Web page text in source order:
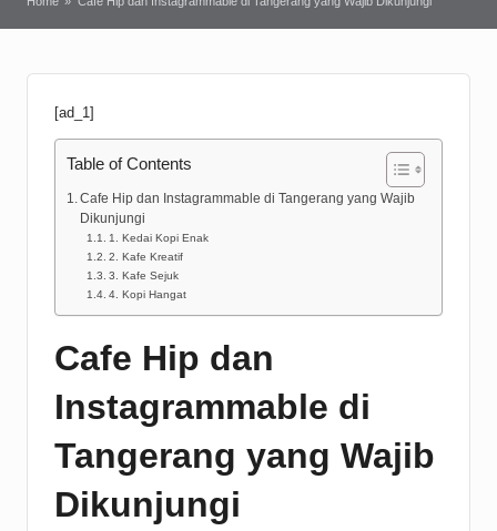
[ad_1]
Table of Contents
Cafe Hip dan Instagrammable di Tangerang yang Wajib
Dikunjungi
1. Kedai Kopi Enak
2. Kafe Kreatif
3. Kafe Sejuk
4. Kopi Hangat
Cafe Hip dan
Instagrammable di
Tangerang yang Wajib
Dikunjungi